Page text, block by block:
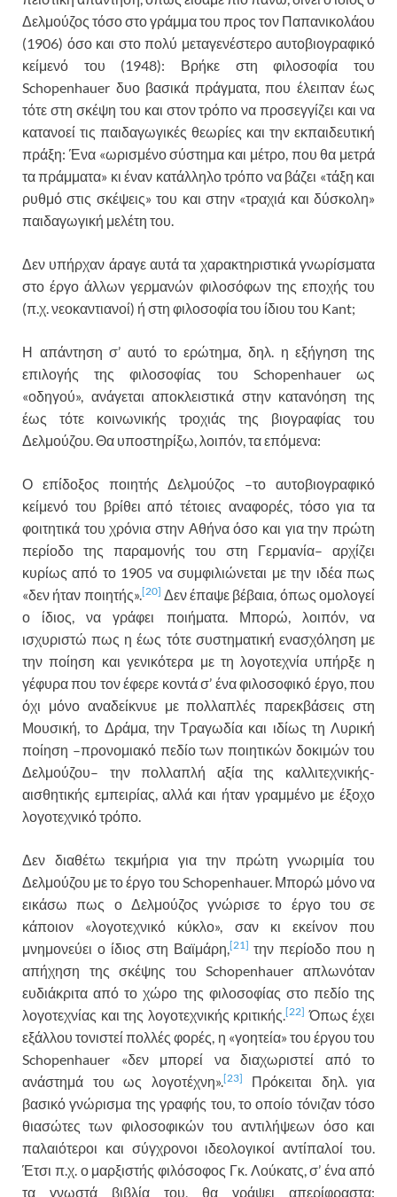
Δελμούζος τόσο στο γράμμα του προς τον Παπανικολάου
(1906) όσο και στο πολύ μεταγενέστερο αυτοβιογραφικό
κείμενό του (1948): Βρήκε στη φιλοσοφία του
Schopenhauer δυο βασικά πράγματα, που έλειπαν έως
τότε στη σκέψη του και στον τρόπο να προσεγγίζει και να
κατανοεί τις παιδαγωγικές θεωρίες και την εκπαιδευτική
πράξη: Ένα «ωρισμένο σύστημα και μέτρο, που θα μετρά
τα πράμματα» κι έναν κατάλληλο τρόπο να βάζει «τάξη και
ρυθμό στις σκέψεις» του και στην «τραχιά και δύσκολη»
παιδαγωγική μελέτη του.
Δεν υπήρχαν άραγε αυτά τα χαρακτηριστικά γνωρίσματα
στο έργο άλλων γερμανών φιλοσόφων της εποχής του
(π.χ. νεοκαντιανοί) ή στη φιλοσοφία του ίδιου του Kant;
Η απάντηση σ’ αυτό το ερώτημα, δηλ. η εξήγηση της
επιλογής της φιλοσοφίας του Schopenhauer ως
«οδηγού», ανάγεται αποκλειστικά στην κατανόηση της
έως τότε κοινωνικής τροχιάς της βιογραφίας του
Δελμούζου. Θα υποστηρίξω, λοιπόν, τα επόμενα:
Ο επίδοξος ποιητής Δελμούζος –το αυτοβιογραφικό
κείμενό του βρίθει από τέτοιες αναφορές, τόσο για τα
φοιτητικά του χρόνια στην Αθήνα όσο και για την πρώτη
περίοδο της παραμονής του στη Γερμανία– αρχίζει
κυρίως από το 1905 να συμφιλιώνεται με την ιδέα πως
«δεν ήταν ποιητής». [20] Δεν έπαψε βέβαια, όπως ομολογεί
ο ίδιος, να γράφει ποιήματα. Μπορώ, λοιπόν, να
ισχυριστώ πως η έως τότε συστηματική ενασχόληση με
την ποίηση και γενικότερα με τη λογοτεχνία υπήρξε η
γέφυρα που τον έφερε κοντά σ’ ένα φιλοσοφικό έργο, που
όχι μόνο αναδείκνυε με πολλαπλές παρεκβάσεις στη
Μουσική, το Δράμα, την Τραγωδία και ιδίως τη Λυρική
ποίηση –προνομιακό πεδίο των ποιητικών δοκιμών του
Δελμούζου– την πολλαπλή αξία της καλλιτεχνικής-
αισθητικής εμπειρίας, αλλά και ήταν γραμμένο με έξοχο
λογοτεχνικό τρόπο.
Δεν διαθέτω τεκμήρια για την πρώτη γνωριμία του
Δελμούζου με το έργο του Schopenhauer. Μπορώ μόνο να
εικάσω πως ο Δελμούζος γνώρισε το έργο του σε
κάποιον «λογοτεχνικό κύκλο», σαν κι εκείνον που
μνημονεύει ο ίδιος στη Βαϊμάρη, [21] την περίοδο που η
απήχηση της σκέψης του Schopenhauer απλωνόταν
ευδιάκριτα από το χώρο της φιλοσοφίας στο πεδίο της
λογοτεχνίας και της λογοτεχνικής κριτικής. [22] Όπως έχει
εξάλλου τονιστεί πολλές φορές, η «γοητεία» του έργου του
Schopenhauer «δεν μπορεί να διαχωριστεί από το
ανάστημά του ως λογοτέχνη». [23]
Πρόκειται δηλ. για
βασικό γνώρισμα της γραφής του, το οποίο τόνιζαν τόσο
θιασώτες των φιλοσοφικών του αντιλήψεων όσο και
παλαιότεροι και σύγχρονοι ιδεολογικοί αντίπαλοί του.
Έτσι π.χ. ο μαρξιστής φιλόσοφος Γκ. Λούκατς, σ’ ένα από
τα γνωστά βιβλία του, θα γράψει απερίφραστα: